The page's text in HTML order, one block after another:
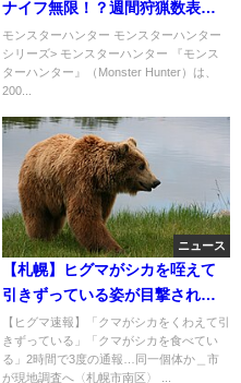
ナイフ無限！？週間狩猟数表示
やスタートダッシュパス販売な
ど4月
モンスターハンター モンスターハンター
シリーズ> モンスターハンター 『モンス
ターハンター』（Monster Hunter）は、
200...
ニュース
【札幌】ヒグマがシカを咥えて
引きずっている姿が目撃され
る。更に鹿を食べている姿も。
【ヒグマ速報】「クマがシカをくわえて引
きずっている」「クマがシカを食べてい
る」2時間で3度の通報…同一個体か＿市
が現地調査へ〈札幌市南区〉 ...